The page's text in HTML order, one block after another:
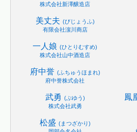
株式会社新澤醸造店
美丈夫 (びじょうふ)
有限会社濵川商店
一人娘 (ひとりむすめ)
株式会社山中酒造店
府中誉 (ふちゅうほまれ)
府中誉株式会社
武勇 (ぶゆう)
株式会社武勇
鳳
松盛 (まつざかり)